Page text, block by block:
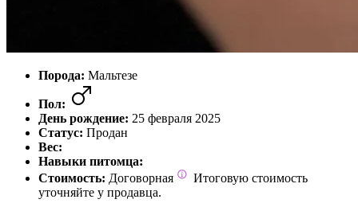
Порода: Мальтезе
Пол:
День рождение: 25 февраля 2025
Статус: Продан
Вес:
Навыки питомца:
Стоимость: Договорная
Итоговую стоимость
уточняйте у продавца.